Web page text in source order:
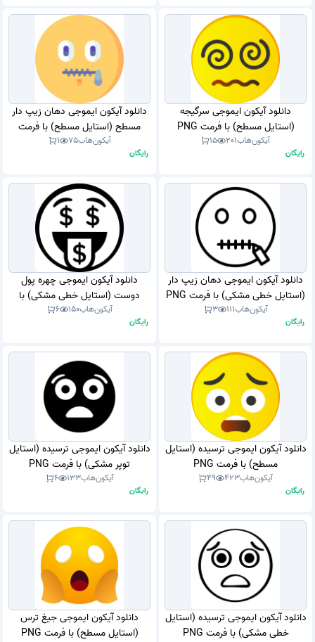
دانلود آیکون ایموجی سرگیجه
(استایل مسطح) با فرمت PNG
آیکون‌هاب201
15
رایگان
دانلود آیکون ایموجی دهان زیپ دار
مسطح (استایل مسطح) با فرمت
PNG
آیکون‌هاب75
1
رایگان
دانلود آیکون ایموجی دهان زیپ دار
(استایل خطی مشکی) با فرمت PNG
آیکون‌هاب111
3
رایگان
دانلود آیکون ایموجی چهره پول
دوست (استایل خطی مشکی) با
فرمت PNG
آیکون‌هاب150
6
رایگان
دانلود آیکون ایموجی ترسیده (استایل
مسطح) با فرمت PNG
آیکون‌هاب423
49
رایگان
دانلود آیکون ایموجی ترسیده (استایل
توپر مشکی) با فرمت PNG
آیکون‌هاب133
6
رایگان
دانلود آیکون ایموجی ترسیده (استایل
خطی مشکی) با فرمت PNG
دانلود آیکون ایموجی جیغ ترس
(استایل مسطح) با فرمت PNG